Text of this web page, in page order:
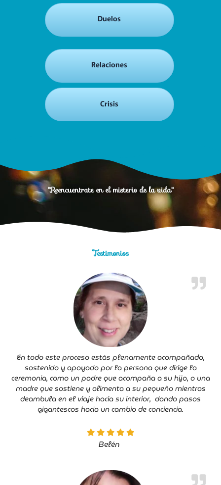
Duelos
Relaciones
Crisis
"Reencuentrate en el misterio de la vida"
Testimonios
En todo este proceso estás plenamente acompañado,
sostenido y apoyado por la persona que dirige la
ceremonia, como un padre que acompaña a su hijo, o una
madre que sostiene y alimenta a su pequeño mientras
deambula en el viaje hacia su interior, dando pasos
gigantescos hacia un cambio de conciencia.
Belén